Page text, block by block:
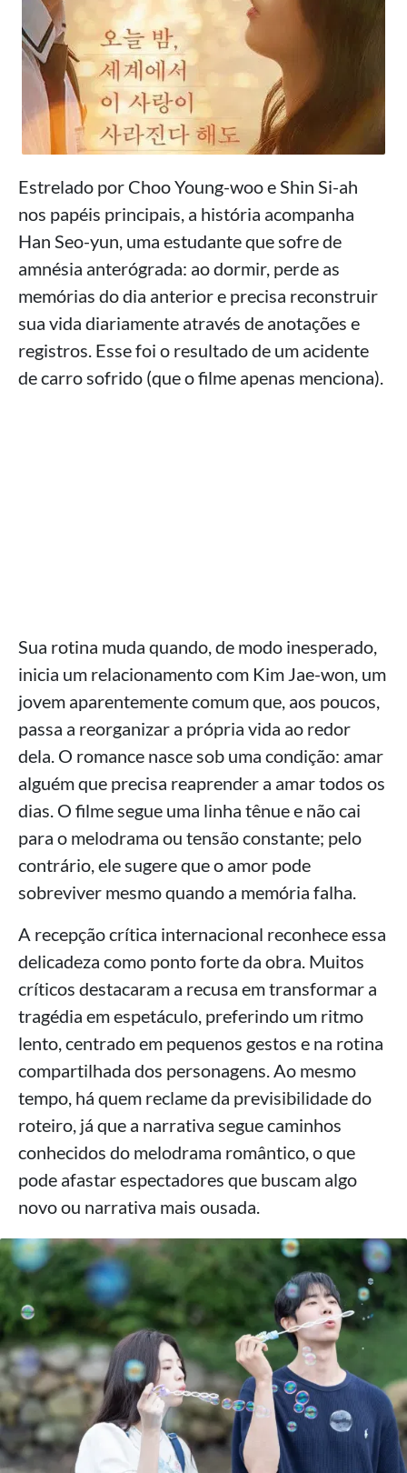
Estrelado por Choo Young-woo e Shin Si-ah
nos papéis principais, a história acompanha
Han Seo-yun, uma estudante que sofre de
amnésia anterógrada: ao dormir, perde as
memórias do dia anterior e precisa reconstruir
sua vida diariamente através de anotações e
registros. Esse foi o resultado de um acidente
de carro sofrido (que o filme apenas menciona).
Sua rotina muda quando, de modo inesperado,
inicia um relacionamento com Kim Jae-won, um
jovem aparentemente comum que, aos poucos,
passa a reorganizar a própria vida ao redor
dela. O romance nasce sob uma condição: amar
alguém que precisa reaprender a amar todos os
dias. O filme segue uma linha tênue e não cai
para o melodrama ou tensão constante; pelo
contrário, ele sugere que o amor pode
sobreviver mesmo quando a memória falha.
A recepção crítica internacional reconhece essa
delicadeza como ponto forte da obra. Muitos
críticos destacaram a recusa em transformar a
tragédia em espetáculo, preferindo um ritmo
lento, centrado em pequenos gestos e na rotina
compartilhada dos personagens. Ao mesmo
tempo, há quem reclame da previsibilidade do
roteiro, já que a narrativa segue caminhos
conhecidos do melodrama romântico, o que
pode afastar espectadores que buscam algo
novo ou narrativa mais ousada.